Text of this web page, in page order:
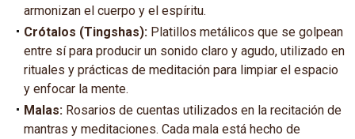
armonizan el cuerpo y el espíritu.
Crótalos (Tingshas): Platillos metálicos que se golpean
entre sí para producir un sonido claro y agudo, utilizado en
rituales y prácticas de meditación para limpiar el espacio
y enfocar la mente.
Malas: Rosarios de cuentas utilizados en la recitación de
mantras y meditaciones. Cada mala está hecho de